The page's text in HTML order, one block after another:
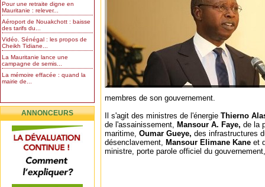
Pour une retraite digne en
Mauritanie : relever...
Aéroport de Nouakchott : baisse
des tarifs du...
Vidéo. Sénégal : les propos de
Cheikh Tidiane...
La Mauritanie lance une
campagne de semis...
La mémoire effacée : quand la
mairie de...
ANNONCEURS
membres de son gouvernement.
Il s'agit des ministres de l'énergie Thierno
de l'assainissement, Mansour A. Faye, de la
maritime, Oumar Gueye, des infrastructures
désenclavement, Mansour Elimane Kane et
ministre, porte parole officiel du